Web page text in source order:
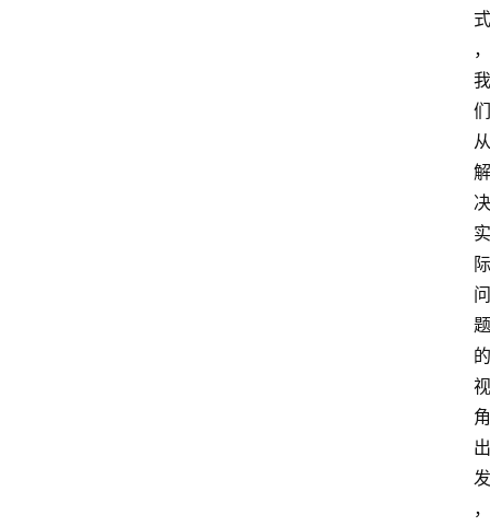
式
，
我
们
从
解
决
实
际
问
题
的
视
角
出
发
，